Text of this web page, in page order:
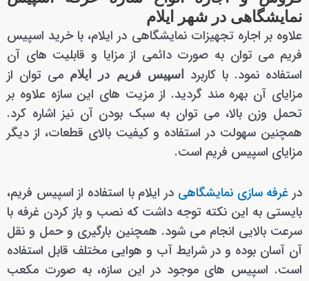
نمایشگاهی در شهر ایلام
علاوه بر اجاره تجهیزات نمایشگاهی در ایلام، با خرید اسپیس
فریم می توان به صورت دائمی از مزایا و قابلیت های آن
استفاده نمود. با کاربرد
اسپیس فریم در ایلاممی توان از
مزایای آن بهره مند گردید. از مزیت های این سازه علاوه بر
تحمل وزن بالا، می توان به سبک بودن آن نیز اشاره کرد.
همچنین سهولت در استفاده و کیفیت بالای قطعات، از دیگر
مزایای اسپیس فریم است.
در غرفه سازی نمایشگاهی در ایلام با استفاده از اسپیس فریم،
بایستی به این نکته توجه داشت که نصب و باز کردن غرفه با
سرعت بالایی انجام می شود. همچنین بارگیری و حمل و نقل
آن آسان بوده و در شرایط آب و هوایی مختلف قابل استفاده
است. اسپیس های موجود در این سازه، به صورت مکعب